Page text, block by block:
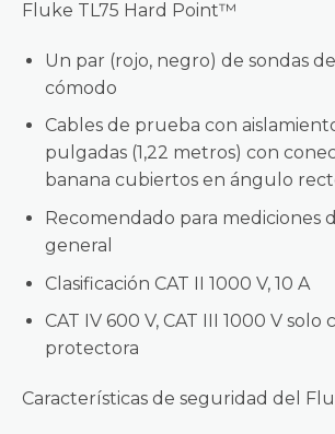
Fluke TL75 Hard Point™
Un par (rojo, negro) de sondas
cómodo
Cables de prueba con
pulgadas (1,22 metros) con
banana cubiertos en ángulo
Recomendado para mediciones
general
Clasificación CAT II 1000 V, 10 A
CAT IV 600 V, CAT III 1000 V solo
protectora
Características de seguridad del